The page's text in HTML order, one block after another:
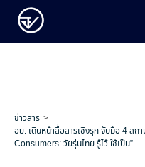
ข่าวสาร
อย. เดินหน้าสื่อสารเชิงรุก จับมือ 4 ส
Consumers: วัยรุ่นไทย รู้ไว้ ใช้เป็น”